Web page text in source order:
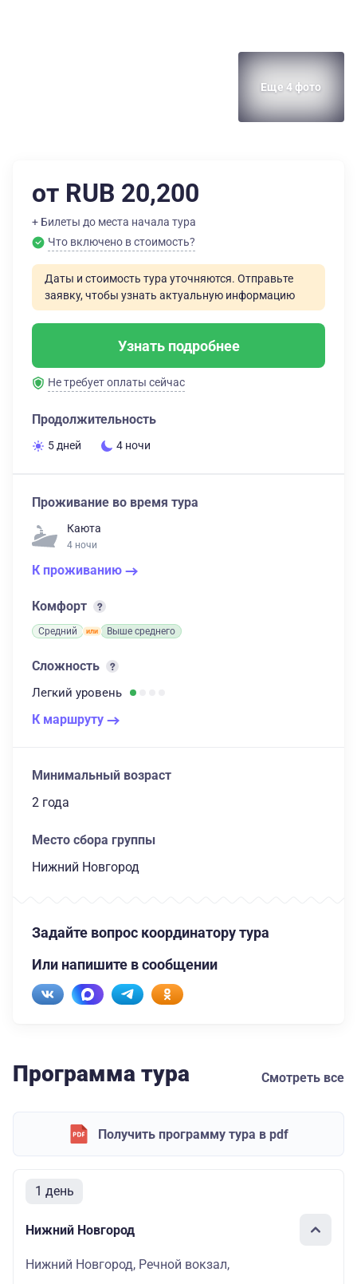
Еще 4 фото
от RUB 20,200
+ Билеты до места начала тура
Что включено в стоимость?
Даты и стоимость тура уточняются. Отправьте
заявку, чтобы узнать актуальную информацию
Узнать подробнее
Не требует оплаты сейчас
Продолжительность
5 дней 4 ночи
Проживание во время тура
Каюта
4 ночи
К проживанию
Комфорт
Средний Выше среднего
Сложность
Легкий уровень
К маршруту
Минимальный возраст
2 года
Место сбора группы
Нижний Новгород
Задайте вопрос координатору тура
Или напишите в сообщении
Программа тура Смотреть все
Получить программу тура в pdf
1 день
Нижний Новгород
Нижний Новгород, Речной вокзал,